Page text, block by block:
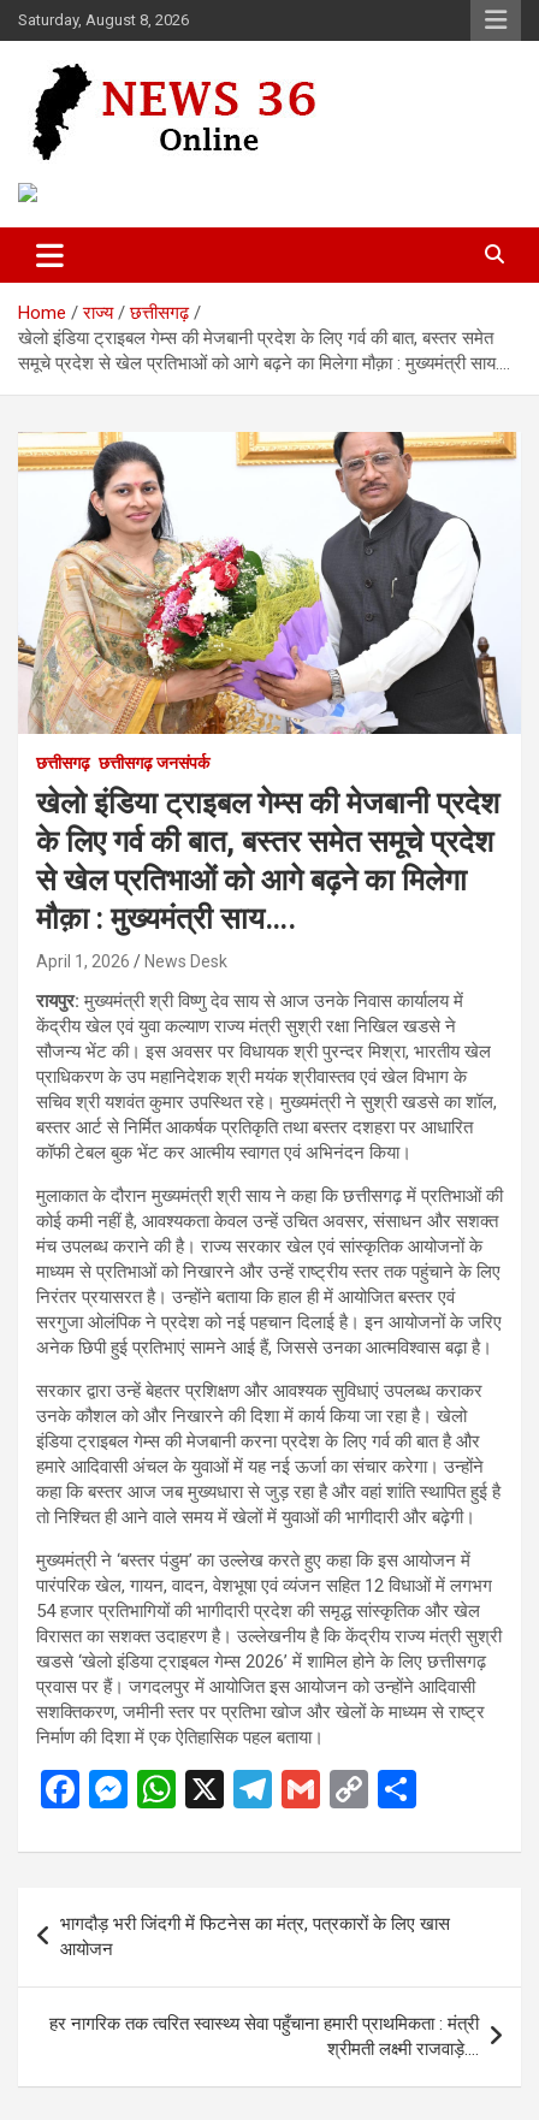
Skip
to
Saturday, August 8, 2026
News 36
Home राज्य
छत्तीसगढ़
खेलो इंडिया ट्राइबल गेम्स की मेजबानी प्रदेश के लिए गर्व की बात, बस्तर समेत
समूचे प्रदेश से खेल प्रतिभाओं को आगे बढ़ने का मिलेगा मौक़ा : मुख्यमंत्री साय….
छत्तीसगढ़ छत्तीसगढ़ जनसंपर्क
खेलो इंडिया ट्राइबल गेम्स की मेजबानी प्रदेश
के लिए गर्व की बात, बस्तर समेत समूचे प्रदेश
से खेल प्रतिभाओं को आगे बढ़ने का मिलेगा
मौक़ा : मुख्यमंत्री साय….
April 1, 2026 News Desk
रायपुर: मुख्यमंत्री श्री विष्णु देव साय से आज उनके निवास कार्यालय में
केंद्रीय खेल एवं युवा कल्याण राज्य मंत्री सुश्री रक्षा निखिल खडसे ने
सौजन्य भेंट की। इस अवसर पर विधायक श्री पुरन्दर मिश्रा, भारतीय खेल
प्राधिकरण के उप महानिदेशक श्री मयंक श्रीवास्तव एवं खेल विभाग के
सचिव श्री यशवंत कुमार उपस्थित रहे। मुख्यमंत्री ने सुश्री खडसे का शॉल,
बस्तर आर्ट से निर्मित आकर्षक प्रतिकृति तथा बस्तर दशहरा पर आधारित
कॉफी टेबल बुक भेंट कर आत्मीय स्वागत एवं अभिनंदन किया।
मुलाकात के दौरान मुख्यमंत्री श्री साय ने कहा कि छत्तीसगढ़ में प्रतिभाओं की
कोई कमी नहीं है, आवश्यकता केवल उन्हें उचित अवसर, संसाधन और सशक्त
मंच उपलब्ध कराने की है। राज्य सरकार खेल एवं सांस्कृतिक आयोजनों के
माध्यम से प्रतिभाओं को निखारने और उन्हें राष्ट्रीय स्तर तक पहुंचाने के लिए
निरंतर प्रयासरत है। उन्होंने बताया कि हाल ही में आयोजित बस्तर एवं
सरगुजा ओलंपिक ने प्रदेश को नई पहचान दिलाई है। इन आयोजनों के जरिए
अनेक छिपी हुई प्रतिभाएं सामने आई हैं, जिससे उनका आत्मविश्वास बढ़ा है।
सरकार द्वारा उन्हें बेहतर प्रशिक्षण और आवश्यक सुविधाएं उपलब्ध कराकर
उनके कौशल को और निखारने की दिशा में कार्य किया जा रहा है। खेलो
इंडिया ट्राइबल गेम्स की मेजबानी करना प्रदेश के लिए गर्व की बात है और
हमारे आदिवासी अंचल के युवाओं में यह नई ऊर्जा का संचार करेगा। उन्होंने
कहा कि बस्तर आज जब मुख्यधारा से जुड़ रहा है और वहां शांति स्थापित हुई है
तो निश्चित ही आने वाले समय में खेलों में युवाओं की भागीदारी और बढ़ेगी।
मुख्यमंत्री ने ‘बस्तर पंडुम’ का उल्लेख करते हुए कहा कि इस आयोजन में
पारंपरिक खेल, गायन, वादन, वेशभूषा एवं व्यंजन सहित 12 विधाओं में लगभग
54 हजार प्रतिभागियों की भागीदारी प्रदेश की समृद्ध सांस्कृतिक और खेल
विरासत का सशक्त उदाहरण है। उल्लेखनीय है कि केंद्रीय राज्य मंत्री सुश्री
खडसे ‘खेलो इंडिया ट्राइबल गेम्स 2026’ में शामिल होने के लिए छत्तीसगढ़
प्रवास पर हैं। जगदलपुर में आयोजित इस आयोजन को उन्होंने आदिवासी
सशक्तिकरण, जमीनी स्तर पर प्रतिभा खोज और खेलों के माध्यम से राष्ट्र
निर्माण की दिशा में एक ऐतिहासिक पहल बताया।
F
ce
b
o
o
k
M
se
n
g
er
W
at
s
A
p
p
X
T
e
gr
a
m
G
ail
C
py
Li
n
k
ar
navigation
भागदौड़ भरी जिंदगी में फिटनेस का मंत्र, पत्रकारों के लिए खास
आयोजन
हर नागरिक तक त्वरित स्वास्थ्य सेवा पहुँचाना हमारी प्राथमिकता : मंत्री
श्रीमती लक्ष्मी राजवाड़े….